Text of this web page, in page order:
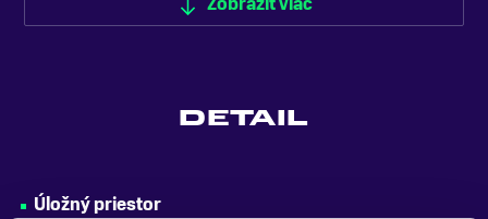
Zobraziť menej
Zobraziť viac
DETAIL
Úložný priestor